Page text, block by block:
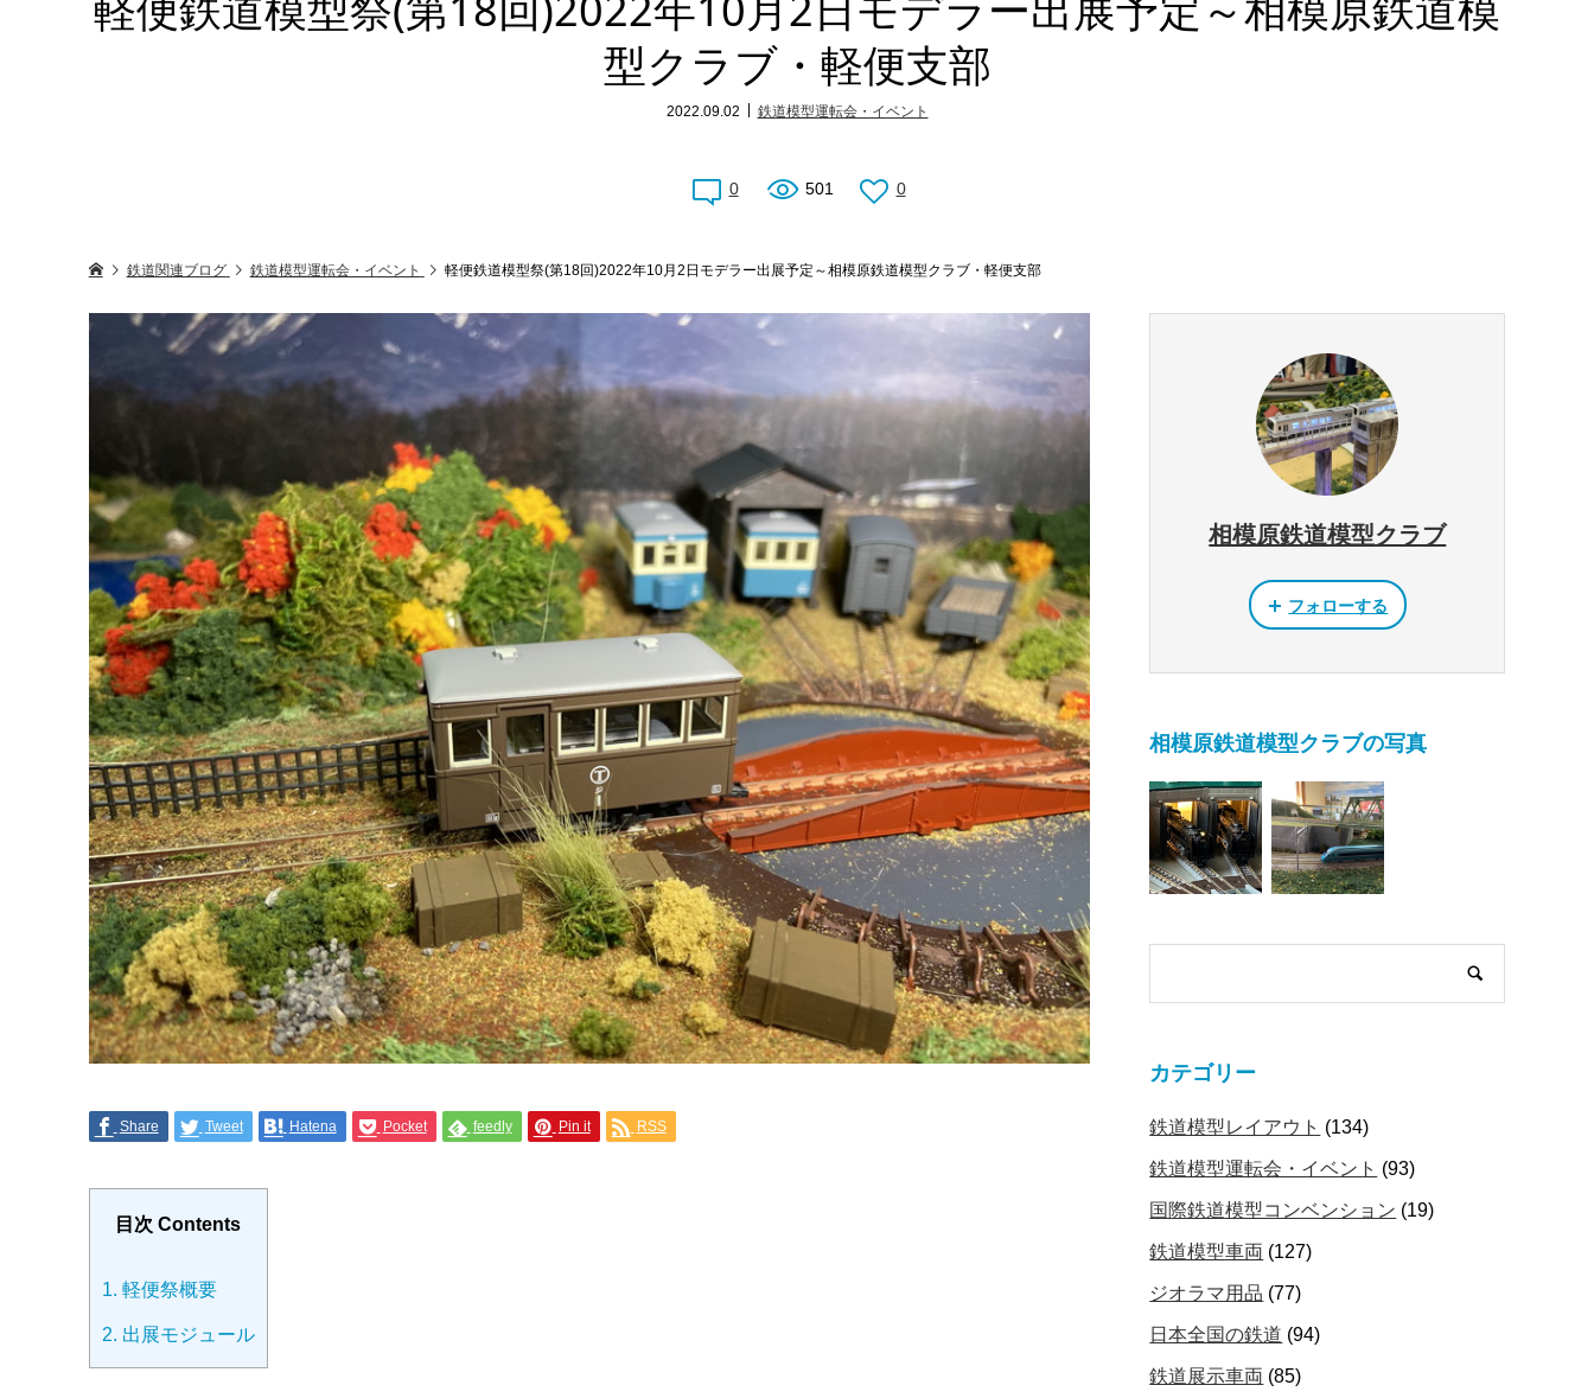
型クラブ・軽便支部
2022.09.02 鉄道模型運転会・イベント
0 501 0
鉄道関連ブログ 鉄道模型運転会・イベント 軽便鉄道模型祭(第18回)2022年10月2日モデラー出展予定～相模原鉄道模型クラブ・軽便支部
Share Tweet Hatena Pocket feedly Pin it RSS
目次 Contents
1. 軽便祭概要
2. 出展モジュール
相模原鉄道模型クラブ
フォローする
相模原鉄道模型クラブの写真
カテゴリー
鉄道模型レイアウト (134)
鉄道模型運転会・イベント (93)
国際鉄道模型コンベンション (19)
鉄道模型車両 (127)
ジオラマ用品 (77)
日本全国の鉄道 (94)
鉄道展示車両 (85)